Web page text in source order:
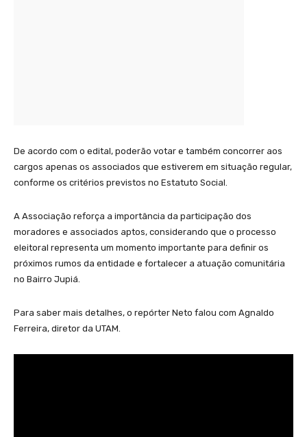
De acordo com o edital, poderão votar e também concorrer aos
cargos apenas os associados que estiverem em situação regular,
conforme os critérios previstos no Estatuto Social.
A Associação reforça a importância da participação dos
moradores e associados aptos, considerando que o processo
eleitoral representa um momento importante para definir os
próximos rumos da entidade e fortalecer a atuação comunitária
no Bairro Jupiá.
Para saber mais detalhes, o repórter Neto falou com Agnaldo
Ferreira, diretor da UTAM.